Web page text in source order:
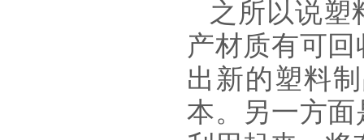
之所以说塑
产材质有可
出新的塑料
本。另一方